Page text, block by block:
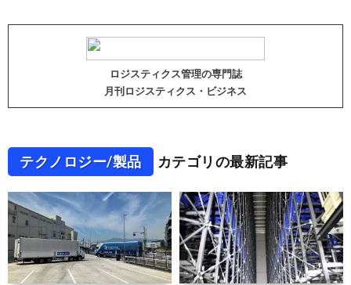
ロジスティクス管理の専門誌
月刊ロジスティクス・ビジネス
テクノロジー/製品 カテゴリの最新記事